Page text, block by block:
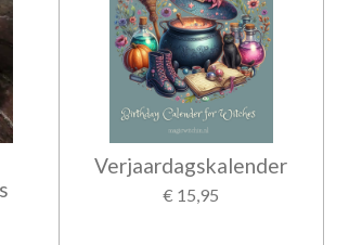
Verjaardagskalender
€ 15,95